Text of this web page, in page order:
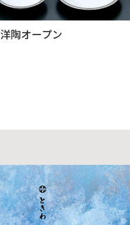
洋陶オープン